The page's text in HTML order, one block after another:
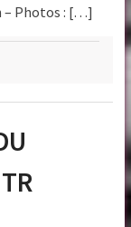
– Photos : […]